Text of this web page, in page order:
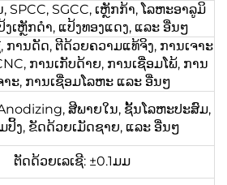
SPCC, SGCC, ເຫຼັກກ້າ, ໂລຫະອາລູມິ
ເຫຼັກດຳ, ແປ້ງທອງແດງ, ແລະ ອື່ນໆ
ການດັດ, ຕີດ້ວຍຄວາມແທ້ຈິງ, ການເຈາະ
ການເກັບດ້າຍ, ການເຊື່ອມໂພ້, ການ
າະ, ການເຊື່ອມໂລຫະ ແລະ ອື່ນໆ
ສີພາຍໃນ, ຊັ້ນໂລຫະປະສົມ,
ປິ້ງ, ຂັດດ້ວຍເມັດຊາຍ, ແລະ ອື່ນໆ
ຕັດດ້ວຍເລເຊີ: ±0.1ມມ